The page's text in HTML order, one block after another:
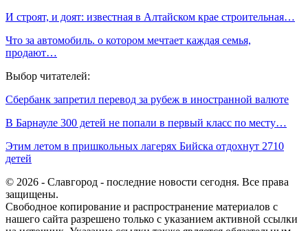
И строят, и доят: известная в Алтайском крае строительная…
Что за автомобиль. о котором мечтает каждая семья,
продают…
Выбор читателей:
Сбербанк запретил перевод за рубеж в иностранной валюте
В Барнауле 300 детей не попали в первый класс по месту…
Этим летом в пришкольных лагерях Бийска отдохнут 2710
детей
© 2026 - Славгород - последние новости сегодня. Все права
защищены.
Свободное копирование и распространение материалов с
нашего сайта разрешено только с указанием активной ссылки